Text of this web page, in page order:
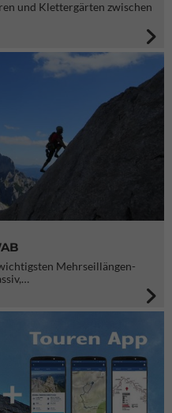
und Klettergärten zwischen
Mehrseillängen-